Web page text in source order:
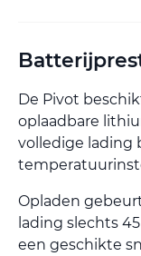
De Pivot
oplaadbare
volledige lading
Opladen
lading slechts
een geschikte